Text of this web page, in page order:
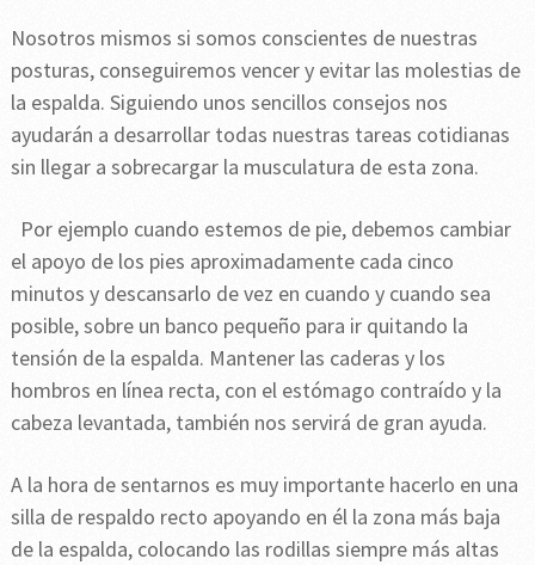
Nosotros mismos si somos conscientes de nuestras
posturas, conseguiremos vencer y evitar las molestias de
la espalda. Siguiendo unos sencillos consejos nos
ayudarán a desarrollar todas nuestras tareas cotidianas
sin llegar a sobrecargar la musculatura de esta zona.
Por ejemplo cuando estemos de pie, debemos cambiar
el apoyo de los pies aproximadamente cada cinco
minutos y descansarlo de vez en cuando y cuando sea
posible, sobre un banco pequeño para ir quitando la
tensión de la espalda. Mantener las caderas y los
hombros en línea recta, con el estómago contraído y la
cabeza levantada, también nos servirá de gran ayuda.
A la hora de sentarnos es muy importante hacerlo en una
silla de respaldo recto apoyando en él la zona más baja
de la espalda, colocando las rodillas siempre más altas